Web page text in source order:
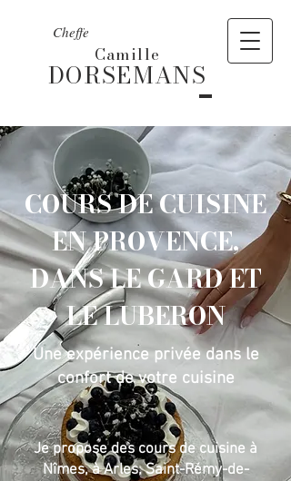
Camille
DORSEMANS
Cheffe
COURS DE CUISINE
EN PROVENCE,
DANS LE GARD ET
LE LUBERON
Une expérience privée dans le
confort de votre cuisine
Je propose des cours de cuisine à
Nîmes, à Arles, Saint-Rémy-de-